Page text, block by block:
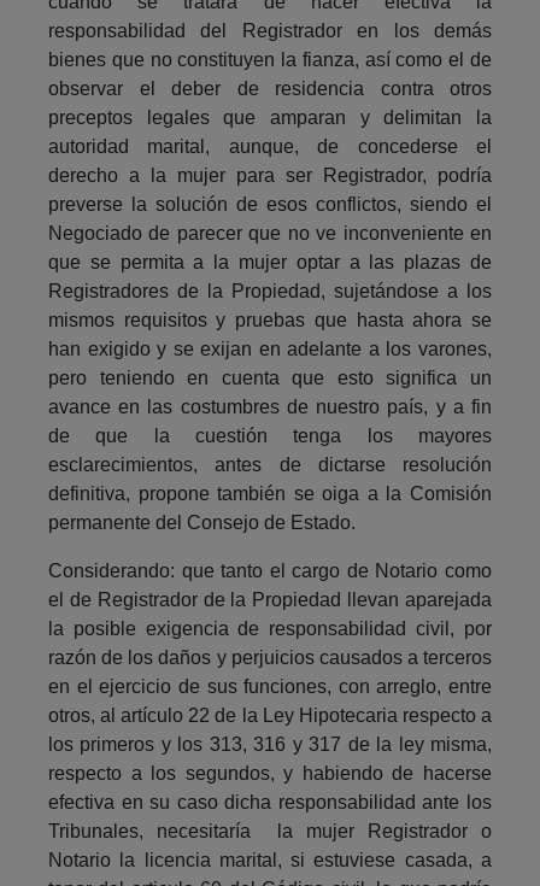
responsabilidad del Registrador en los demás
bienes que no constituyen la fianza, así como el de
observar el deber de residencia contra otros
preceptos legales que amparan y delimitan la
autoridad marital, aunque, de concederse el
derecho a la mujer para ser Registrador, podría
preverse la solución de esos conflictos, siendo el
Negociado de parecer que no ve inconveniente en
que se permita a la mujer optar a las plazas de
Registradores de la Propiedad, sujetándose a los
mismos requisitos y pruebas que hasta ahora se
han exigido y se exijan en adelante a los varones,
pero teniendo en cuenta que esto significa un
avance en las costumbres de nuestro país, y a fin
de que la cuestión tenga los mayores
esclarecimientos, antes de dictarse resolución
definitiva, propone también se oiga a la Comisión
permanente del Consejo de Estado.
Considerando: que tanto el cargo de Notario como
el de Registrador de la Propiedad llevan aparejada
la posible exigencia de responsabilidad civil, por
razón de los daños y perjuicios causados a terceros
en el ejercicio de sus funciones, con arreglo, entre
otros, al artículo 22 de la Ley Hipotecaria respecto a
los primeros y los 313, 316 y 317 de la ley misma,
respecto a los segundos, y habiendo de hacerse
efectiva en su caso dicha responsabilidad ante los
Tribunales, necesitaría la mujer Registrador o
Notario la licencia marital, si estuviese casada, a